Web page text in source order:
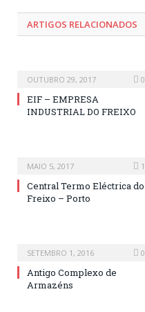
ARTIGOS RELACIONADOS
OUTUBRO 29, 2017 0
EIF – EMPRESA
INDUSTRIAL DO FREIXO
MAIO 5, 2017 1
Central Termo Eléctrica do
Freixo – Porto
SETEMBRO 1, 2016 0
Antigo Complexo de
Armazéns